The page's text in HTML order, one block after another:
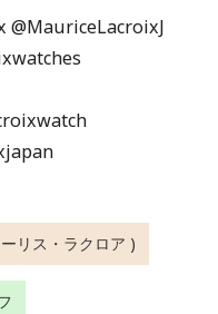
@MauriceLacroixJ
リス・ラクロア )